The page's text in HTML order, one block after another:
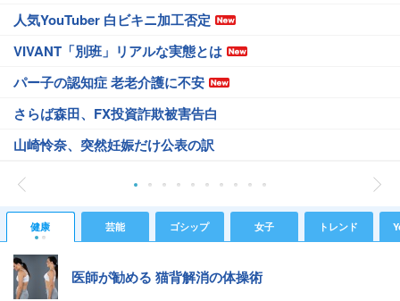
人気YouTuber 白ビキニ加工否定
VIVANT「別班」リアルな実態とは
パー子の認知症 老老介護に不安
さらば森田、FX投資詐欺被害告白
山崎怜奈、突然妊娠だけ公表の訳
健康 芸能 ゴシップ 女子 トレンド
医師が勧める 猫背解消の体操術